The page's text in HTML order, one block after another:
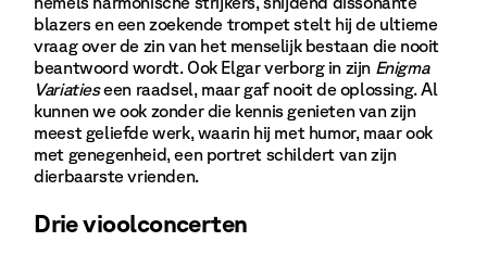
blazers en een zoekende trompet stelt hij de ultieme
vraag over de zin van het menselijk bestaan die nooit
beantwoord wordt. Ook Elgar verborg in zijn Enigma
Variatieseen raadsel, maar gaf nooit de oplossing. Al
kunnen we ook zonder die kennis genieten van zijn
meest geliefde werk, waarin hij met humor, maar ook
met genegenheid, een portret schildert van zijn
dierbaarste vrienden.
Drie vioolconcerten